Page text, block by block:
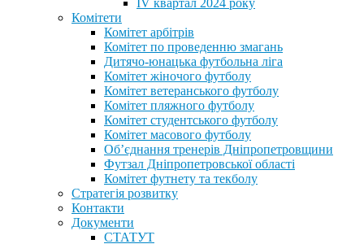
IV квартал 2024 року
Комітети
Комітет арбітрів
Комітет по проведенню змагань
Дитячо-юнацька футбольна ліга
Комітет жіночого футболу
Комітет ветеранського футболу
Комітет пляжного футболу
Комітет студентського футболу
Комітет масового футболу
Обʼєднання тренерів Дніпропетровщини
Футзал Дніпропетровської області
Комітет футнету та текболу
Стратегія розвитку
Контакти
Документи
СТАТУТ